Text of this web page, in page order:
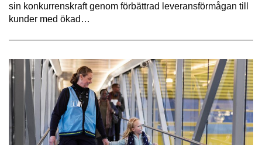
sin konkurrenskraft genom förbättrad leveransförmågan till
kunder med ökad…